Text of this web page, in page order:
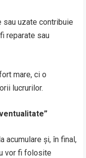
uzate contribuie
reparate sau
mare, ci o
lucrurilor.
acumulare și, în final,
vor fi folosite